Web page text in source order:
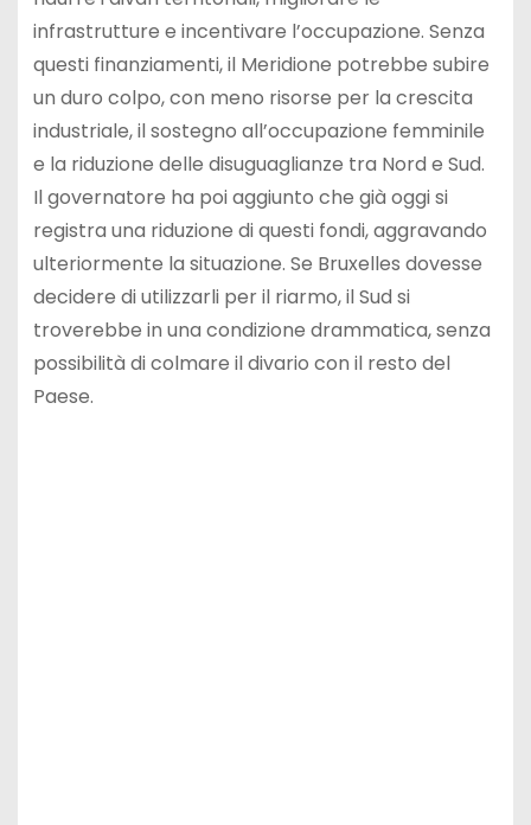
infrastrutture e incentivare l’occupazione. Senza
questi finanziamenti, il Meridione potrebbe subire
un duro colpo, con meno risorse per la crescita
industriale, il sostegno all’occupazione femminile
e la riduzione delle disuguaglianze tra Nord e Sud.
Il governatore ha poi aggiunto che già oggi si
registra una riduzione di questi fondi, aggravando
ulteriormente la situazione. Se Bruxelles dovesse
decidere di utilizzarli per il riarmo, il Sud si
troverebbe in una condizione drammatica, senza
possibilità di colmare il divario con il resto del
Paese.